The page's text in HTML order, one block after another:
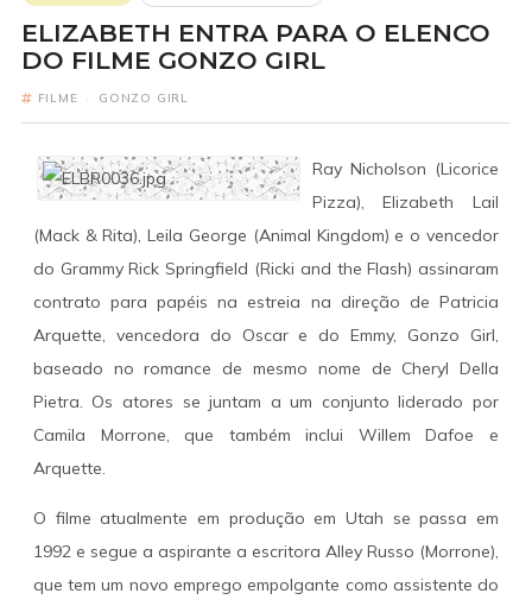
ELIZABETH ENTRA PARA O ELENCO
DO FILME GONZO GIRL
FILME · GONZO GIRL
Ray Nicholson (Licorice
Pizza), Elizabeth Lail
(Mack & Rita), Leila George (Animal Kingdom) e o vencedor
do Grammy Rick Springfield (Ricki and the Flash) assinaram
contrato para papéis na estreia na direção de Patricia
Arquette, vencedora do Oscar e do Emmy, Gonzo Girl,
baseado no romance de mesmo nome de Cheryl Della
Pietra. Os atores se juntam a um conjunto liderado por
Camila Morrone, que também inclui Willem Dafoe e
Arquette.
O filme atualmente em produção em Utah se passa em
1992 e segue a aspirante a escritora Alley Russo (Morrone),
que tem um novo emprego empolgante como assistente do